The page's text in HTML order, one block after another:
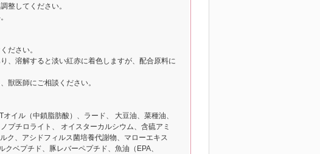
整してください。
ださい。
、溶解すると淡い紅赤に着色しますが、配合原料に
獣医師にご相談ください。
イル（中鎖脂肪酸）、ラード、 大豆油、菜種油、
プチロライト、 オイスターカルシウム、含硫アミ
ク、アシドフィルス菌培養代謝物、マローエキス
ベプチド、豚レバーペプチド、魚油（EPA、